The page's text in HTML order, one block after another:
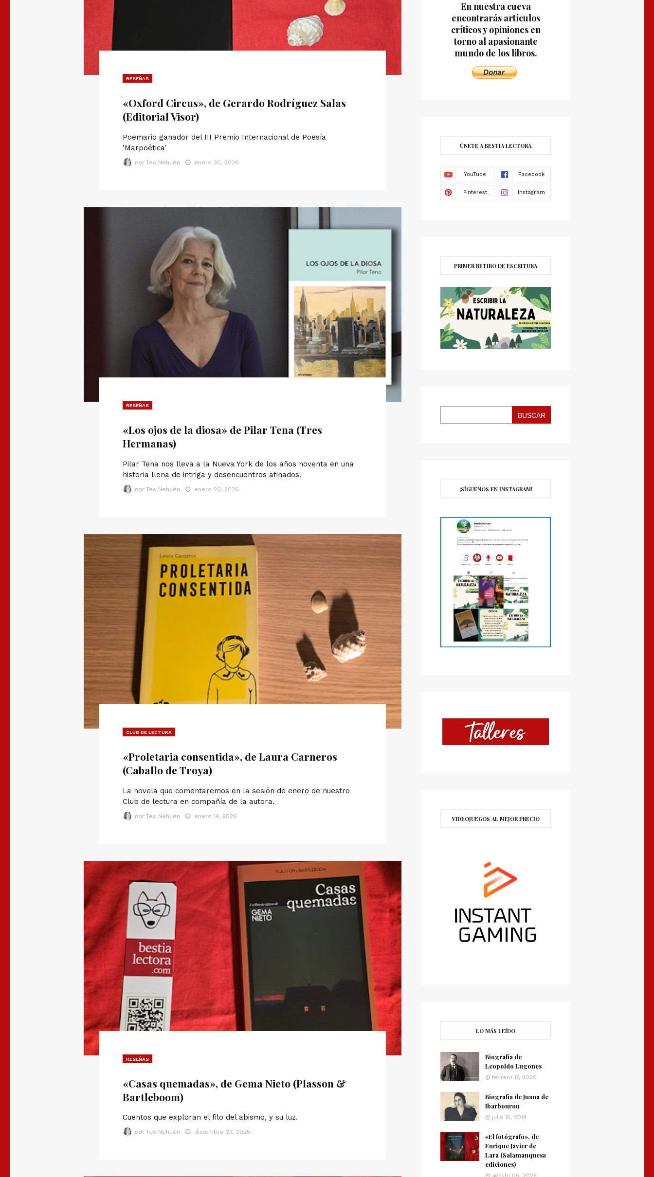
RESEÑAS
«Oxford Circus», de Gerardo Rodríguez Salas
(Editorial Visor)
Poemario ganador del III Premio Internacional de Poesía
'Marpoética'
por Tes Nehuén enero 30, 2026
RESEÑAS
«Los ojos de la diosa» de Pilar Tena (Tres
Hermanas)
Pilar Tena nos lleva a la Nueva York de los años noventa en una
historia llena de intriga y desencuentros afinados.
por Tes Nehuén enero 20, 2026
CLUB DE LECTURA
«Proletaria consentida», de Laura Carneros
(Caballo de Troya)
La novela que comentaremos en la sesión de enero de nuestro
Club de lectura en compañía de la autora.
por Tes Nehuén enero 14, 2026
RESEÑAS
«Casas quemadas», de Gema Nieto (Plasson &
Bartleboom)
Cuentos que exploran el filo del abismo, y su luz.
por Tes Nehuén diciembre 23, 2025
En nuestra cueva
encontrarás artículos
críticos y opiniones en
torno al apasionante
mundo de los libros.
ÚNETE A BESTIA LECTORA
PRIMER RETIRO DE ESCRITURA
BUSCAR
¡SÍGUENOS EN INSTAGRAM!
VIDEOJUEGOS AL MEJOR PRECIO
LO MÁS LEÍDO
Biografía de
Leopoldo Lugones
febrero 17, 2020
Biografía de Juana de
Ibarbourou
julio 15, 2019
«El fotógrafo», de
Enrique Javier de
Lara (Salamanquesa
ediciones)
agosto 05, 2026